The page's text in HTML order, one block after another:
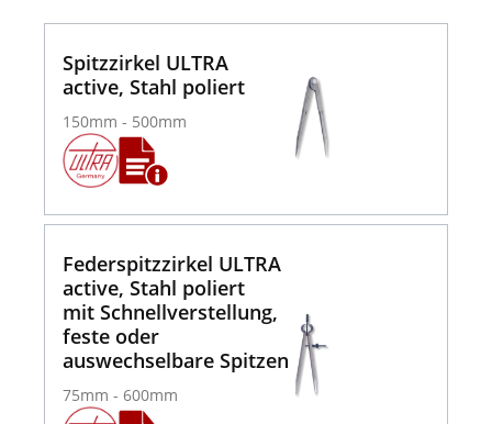
Spitzzirkel ULTRA
active, Stahl poliert
150mm - 500mm
Federspitzzirkel ULTRA
active, Stahl poliert
mit Schnellverstellung,
feste oder
auswechselbare Spitzen
75mm - 600mm